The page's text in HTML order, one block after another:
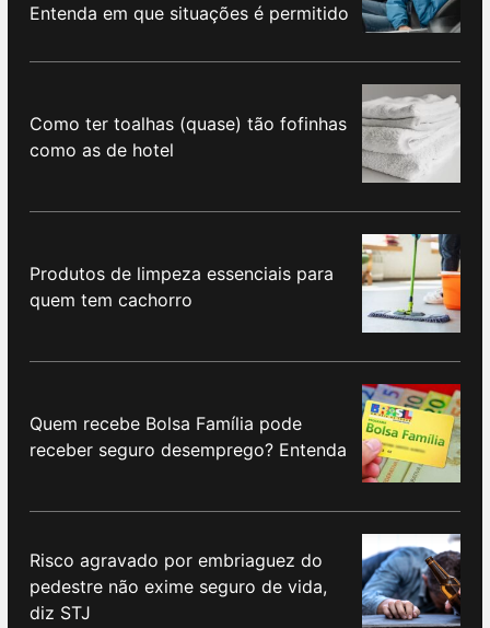
Entenda em que situações é permitido
Como ter toalhas (quase) tão fofinhas
como as de hotel
Produtos de limpeza essenciais para
quem tem cachorro
Quem recebe Bolsa Família pode
receber seguro desemprego? Entenda
Risco agravado por embriaguez do
pedestre não exime seguro de vida,
diz STJ